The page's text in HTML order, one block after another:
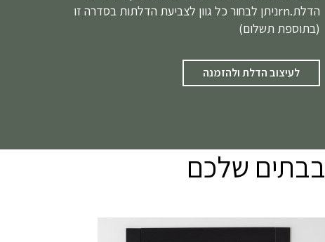
הדלת.rnניתן לבחור כל גוון לצביעת הדלתות בסדרה זו
(בתוספת תשלום)
לעיצוב הדלת ולהזמנה